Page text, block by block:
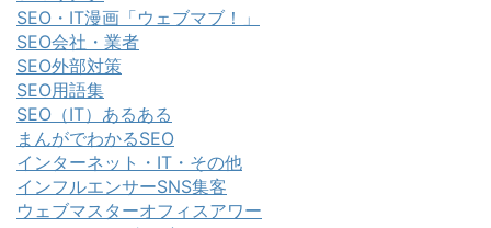
SEO・IT漫画「ウェブマブ！」
SEO会社・業者
SEO外部対策
SEO用語集
SEO（IT）あるある
まんがでわかるSEO
インターネット・IT・その他
インフルエンサーSNS集客
ウェブマスターオフィスアワー